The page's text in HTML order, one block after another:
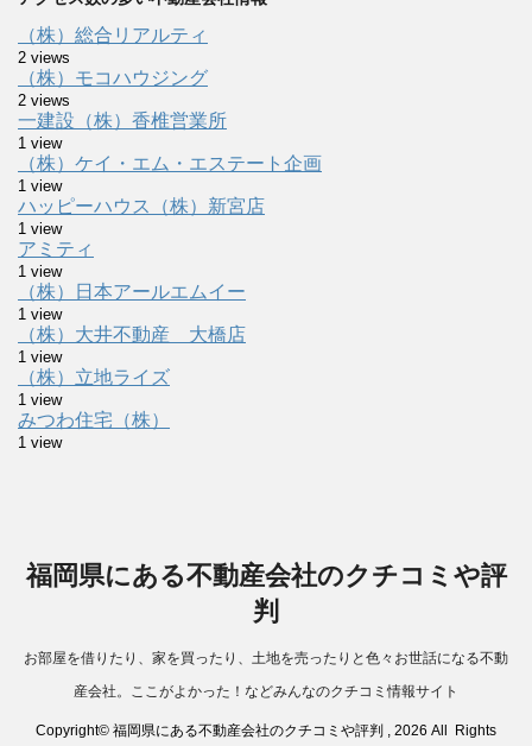
（株）総合リアルティ
2 views
（株）モコハウジング
2 views
一建設（株）香椎営業所
1 view
（株）ケイ・エム・エステート企画
1 view
ハッピーハウス（株）新宮店
1 view
アミティ
1 view
（株）日本アールエムイー
1 view
（株）大井不動産 大橋店
1 view
（株）立地ライズ
1 view
みつわ住宅（株）
1 view
福岡県にある不動産会社のクチコミや評
判
お部屋を借りたり、家を買ったり、土地を売ったりと色々お世話になる不動
産会社。ここがよかった！などみんなのクチコミ情報サイト
Copyright© 福岡県にある不動産会社のクチコミや評判 , 2026 All Rights